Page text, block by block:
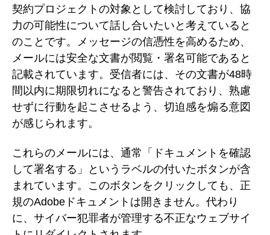
契約プロジェクトの対象として検討しており、協
力の可能性について話し合いたいと考えていると
のことです。メッセージの信憑性を高めるため、
メールには安全な文書が閲覧・署名可能であると
記載されています。受信者には、その文書が48時
間以内に期限切れになると警告されており、熟慮
せずに行動を起こさせるよう、切迫感を煽る意図
が感じられます。
これらのメールには、通常「ドキュメントを確認
して署名する」というラベルの付いたボタンが含
まれています。このボタンをクリックしても、正
規のAdobeドキュメントは開きません。代わり
に、サイバー犯罪者が管理する不正なウェブサイ